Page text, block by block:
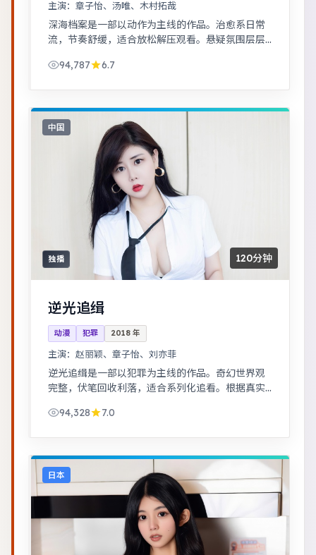
主演： 章子怡、汤唯、木村拓哉
深海档案是一部以动作为主线的作品。治愈系日常
流，节奏舒缓，适合放松解压观看。悬疑氛围层层
94,787
6.7
中国
独播 120分钟
逆光追缉
动漫 犯罪 2018 年
主演： 赵丽颖、章子怡、刘亦菲
逆光追缉是一部以犯罪为主线的作品。奇幻世界观
完整，伏笔回收利落，适合系列化追看。根据真实
94,328
7.0
日本